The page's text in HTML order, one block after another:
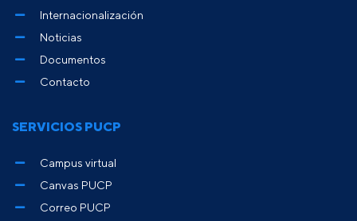
Internacionalización
Noticias
Documentos
Contacto
SERVICIOS PUCP
Campus virtual
Canvas PUCP
Correo PUCP